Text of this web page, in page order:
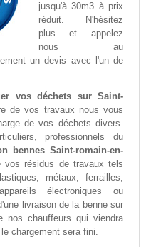
jusqu'à 30m3 à prix
réduit. N'hésitez
plus et appelez
nous au
un devis avec l'un de
vos déchets sur Saint-
de vos travaux nous vous
de vos déchets divers.
professionnels du
bennes Saint-romain-en-
résidus de travaux tels
métaux, ferrailles,
électroniques ou
livraison de la benne sur
nos chauffeurs qui viendra
chargement sera fini.